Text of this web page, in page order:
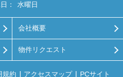
：
水曜日
会社概要
物件リクエスト
規約 アクセスマップ PCサイト